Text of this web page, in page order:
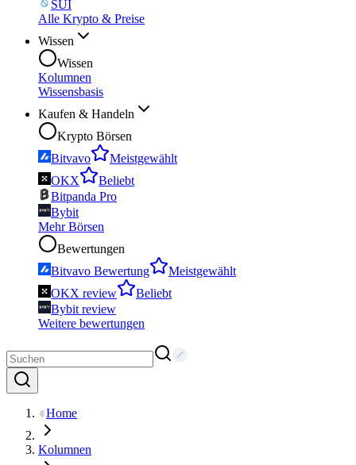
SUI
Alle Krypto & Preise
Wissen
Wissen
Kolumnen
Wissensbasis
Kaufen & Handeln
Krypto Börsen
Bitvavo
Meistgewählt
OKX
Beliebt
Bitpanda Pro
Bybit
Mehr Börsen
Bewertungen
Bitvavo Bewertung
Meistgewählt
OKX review
Beliebt
Bybit review
Weitere bewertungen
Home
Kolumnen